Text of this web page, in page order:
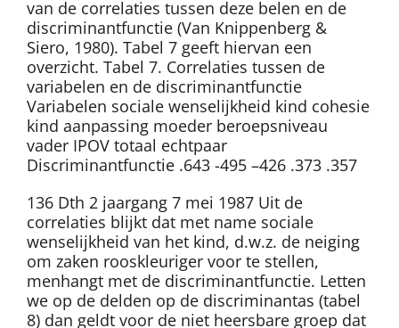
van de correlaties tussen deze belen en de
discriminantfunctie (Van Knippenberg &
Siero, 1980). Tabel 7 geeft hiervan een
overzicht. Tabel 7. Correlaties tussen de
variabelen en de discriminantfunctie
Variabelen sociale wenselijkheid kind cohesie
kind aanpassing moeder beroepsniveau
vader IPOV totaal echtpaar
Discriminantfunctie .643 -495 –426 .373 .357
136 Dth 2 jaargang 7 mei 1987 Uit de
correlaties blijkt dat met name sociale
wenselijkheid van het kind, d.w.z. de neiging
om zaken rooskleuriger voor te stellen,
menhangt met de discriminantfunctie. Letten
we op de delden op de discriminantas (tabel
8) dan geldt voor de niet heersbare groep dat